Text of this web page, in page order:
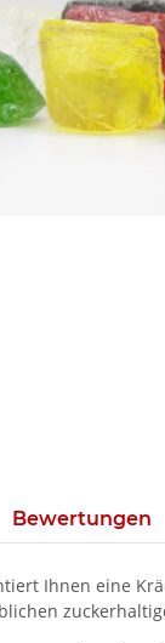
Bewertungen
Ihnen eine